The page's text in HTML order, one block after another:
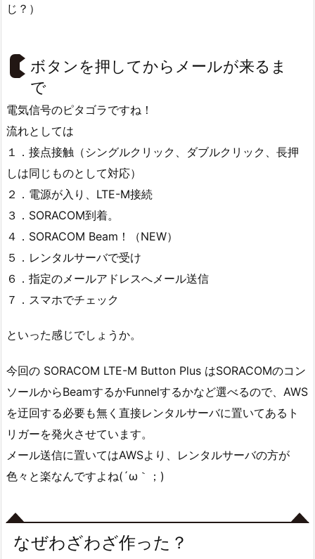
じ？）
ボタンを押してからメールが来るま
で
電気信号のピタゴラですね！
流れとしては
１．接点接触（シングルクリック、ダブルクリック、長押
しは同じものとして対応）
２．電源が入り、LTE-M接続
３．SORACOM到着。
４．SORACOM Beam！（NEW）
５．レンタルサーバで受け
６．指定のメールアドレスへメール送信
７．スマホでチェック
といった感じでしょうか。
今回の SORACOM LTE-M Button Plus はSORACOMのコン
ソールからBeamするかFunnelするかなど選べるので、AWS
を迂回する必要も無く直接レンタルサーバに置いてあるト
リガーを発火させています。
メール送信に置いてはAWSより、レンタルサーバの方が
色々と楽なんですよね(´ω｀；)
なぜわざわざ作った？